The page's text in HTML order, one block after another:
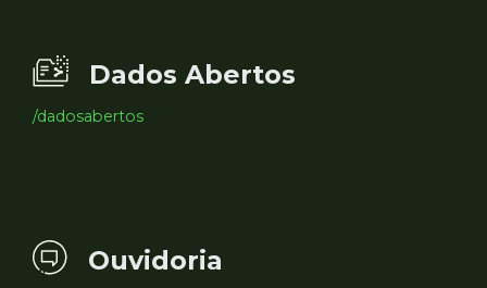
Dados Abertos
/dadosabertos
Ouvidoria